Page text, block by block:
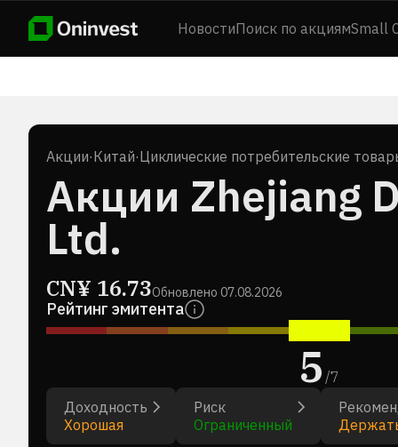
НовостиПоиск по акциямSmall
Акции·Китай·Циклические потребительские
Акции Zhejiang
Ltd.
CN¥ 16.73Обновлено 07.08.2026
Рейтинг эмитента
5 /7
Доходность
Хорошая
Риск
Ограниченный